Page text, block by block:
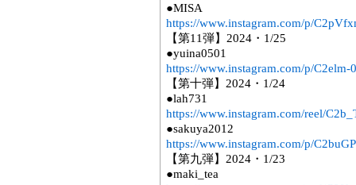
●MISA
https://www.instagram.com/p/
【第11弾】2024・1/25
●yuina0501
https://www.instagram.com/p/C2elm-
【第十弾】2024・1/24
●lah731
https://www.instagram.com/reel/
●sakuya2012
https://www.instagram.com/p/
【第九弾】2024・1/23
●maki_tea